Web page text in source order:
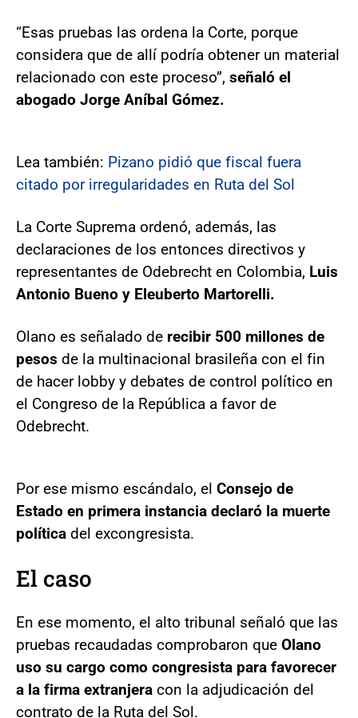
“Esas pruebas las ordena la Corte, porque
considera que de allí podría obtener un material
relacionado con este proceso”, señaló el
abogado Jorge Aníbal Gómez.
Lea también: Pizano pidió que fiscal fuera
citado por irregularidades en Ruta del Sol
La Corte Suprema ordenó, además, las
declaraciones de los entonces directivos y
representantes de Odebrecht en Colombia, Luis
Antonio Bueno y Eleuberto Martorelli.
Olano es señalado de recibir 500 millones de
pesos de la multinacional brasileña con el fin
de hacer lobby y debates de control político en
el Congreso de la República a favor de
Odebrecht.
Por ese mismo escándalo, el Consejo de
Estado en primera instancia declaró la muerte
política del excongresista.
El caso
En ese momento, el alto tribunal señaló que las
pruebas recaudadas comprobaron que Olano
uso su cargo como congresista para favorecer
a la firma extranjera con la adjudicación del
contrato de la Ruta del Sol.